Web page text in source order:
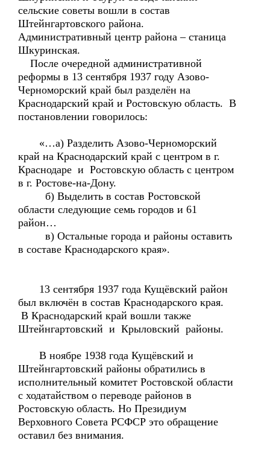
сельские советы вошли в состав
Штейнгартовского района.
Административный центр района – станица
Шкуринская.
После очередной административной
реформы в 13 сентября 1937 году Азово-
Черноморский край был разделён на
Краснодарский край и Ростовскую область. В
постановлении говорилось:
«…а) Разделить Азово-Черноморский
край на Краснодарский край с центром в г.
Краснодаре и Ростовскую область с центром
в г. Ростове-на-Дону.
б) Выделить в состав Ростовской
области следующие семь городов и 61
район…
в) Остальные города и районы оставить
в составе Краснодарского края».
13 сентября 1937 года Кущёвский район
был включён в состав Краснодарского края.
В Краснодарский край вошли также
Штейнгартовский и Крыловский районы.
В ноябре 1938 года Кущёвский и
Штейнгартовский районы обратились в
исполнительный комитет Ростовской области
с ходатайством о переводе районов в
Ростовскую область. Но Президиум
Верховного Совета РСФСР это обращение
оставил без внимания.